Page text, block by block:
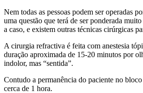
Nem todas as pessoas podem ser operadas
uma questão que terá de ser ponderada
a caso, e existem outras técnicas cirúrgicas
A cirurgia refractiva é feita com anestesia
duração aproximada de 15-20 minutos por
indolor, mas “sentida”.
Contudo a permanência do paciente no
cerca de 1 hora.